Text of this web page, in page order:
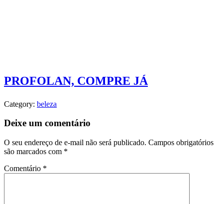
PROFOLAN, COMPRE JÁ
Category: beleza
Deixe um comentário
O seu endereço de e-mail não será publicado. Campos obrigatórios
são marcados com *
Comentário *